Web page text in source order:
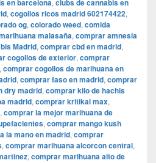
en barcelona, clubs de cannabis en
, cogollos ricos madrid 602174422,
og, colorado weed, comida
malasaña, comprar amnesia
Madrid, comprar cbd en madrid,
cogollos de exterior, comprar
, comprar cogollos de marihuana en
, comprar faso en madrid, comprar
dry madrid, comprar kilo de hachis
madrid, comprar kritikal max,
, comprar la mejor marihuana de
, comprar mango kush
la mano en madrid, comprar
, comprar marihuana alcorcon central,
, comprar marihuana alto de